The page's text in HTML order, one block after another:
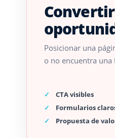
Posicionar una
o no encuentra
CTA visibles
Formularios
Propuesta de